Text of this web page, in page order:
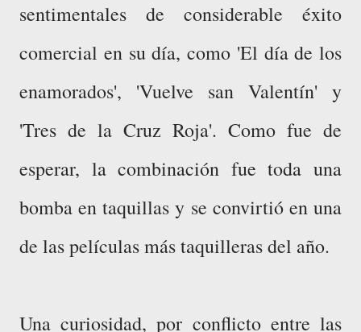
sentimentales de considerable éxito
comercial en su día, como 'El día de los
enamorados', 'Vuelve san Valentín' y
'Tres de la Cruz Roja'. Como fue de
esperar, la combinación fue toda una
bomba en taquillas y se convirtió en una
de las películas más taquilleras del año.
Una curiosidad, por conflicto entre las